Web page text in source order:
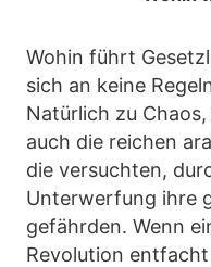
Wohin führt
sich an keine
Natürlich zu
auch die reichen
die versuchten,
Unterwerfung ihre
gefährden. Wenn
Revolution